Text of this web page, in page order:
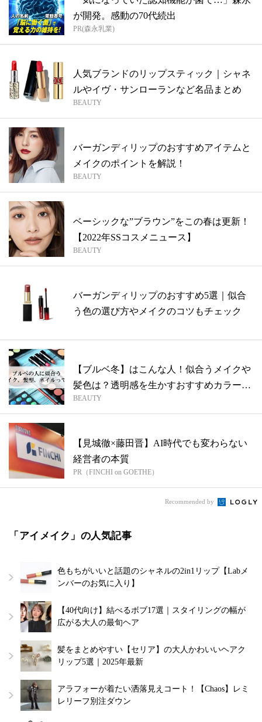
が開発。感動の70代続出
PR(森永乳業)
人気ブランドのリップスティック｜シャネ
ルやイヴ・サンローランなど名品まとめ
BEAUTY
バーガンディリップのおすすめアイテムと
メイクのポイントを解説！
BEAUTY
ベーシックな”ブラウン”をこの春は更新！
【2022年SSコスメニュース】
BEAUTY
バーガンディリップのおすすめ5選｜似合
う色の選び方やメイクのコツもチェック
【ブルベ冬】はこんな人！似合うメイクや
髪色は？透明感を生かすおすすめカラーも
紹介
BEAUTY
【見城徹×藤田晋】AI時代でも変わらない
経営者の本質
PR（FINCHI on GOETHE）
Recommended by
「アイメイク」の人気記事
色もちがいいと話題のシャネルの2in1リップ【Labメ
ンバーのお気に入り】
【40代向け】結べるボブ17選｜スタイリングの幅が
広がる大人の最旬ヘア
髪をまとめやすい【セリア】の大人かわいいヘアク
リップ5選｜2025年最新
アラフォーが着たい洒落見えコート！【Chaos】レミ
レリーフ別注ダウン